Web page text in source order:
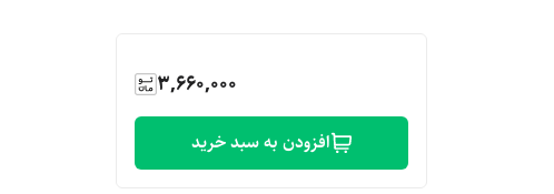
3,660,000
افزودن به سبد خرید